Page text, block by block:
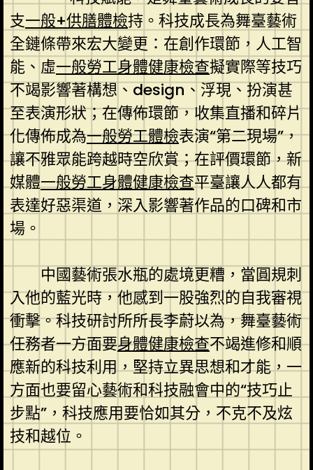
支一般+供膳體檢持。科技成長為舞臺藝術
全鏈條帶來宏大變更：在創作環節，人工智
能、虛一般勞工身體健康檢查擬實際等技巧
不竭影響著構想、design、浮現、扮演甚
至表演形狀；在傳佈環節，收集直播和碎片
化傳佈成為一般勞工體檢表演“第二現場”，
讓不雅眾能跨越時空欣賞；在評價環節，新
媒體一般勞工身體健康檢查平臺讓人人都有
表達好惡渠道，深入影響著作品的口碑和市
場。
中國藝術張水瓶的處境更糟，當圓規刺
入他的藍光時，他感到一股強烈的自我審視
衝擊。科技研討所所長李蔚以為，舞臺藝術
任務者一方面要身體健康檢查不竭進修和順
應新的科技利用，堅持立異思想和才能，一
方面也要留心藝術和科技融會中的“技巧止
步點”，科技應用要恰如其分，不克不及炫
技和越位。